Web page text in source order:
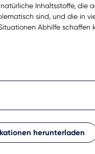
Inhaltsstoffe, die
sind, und die in
Abhilfe schaffen
herunterladen